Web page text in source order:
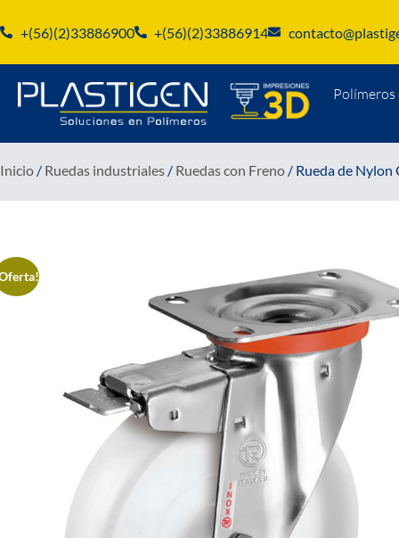
+(56)(2)33886900 +(56)(2)33886914
Polímeros
Inicio / Ruedas industriales / Ruedas con Freno / Rueda de